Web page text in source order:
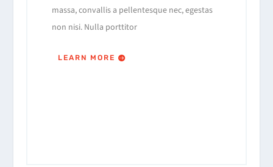
massa, convallis a pellentesque nec, egestas
non nisi. Nulla porttitor
LEARN MORE